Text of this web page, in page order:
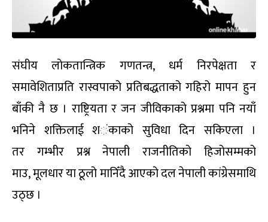
संघीय लोकतान्त्रिक गणतन्त्र, धर्म निरपेक्षता र
समावेशिताप्रति रास्वपाको प्रतिबद्धताको गहिरो मापन हुन
बाँकी नै छ । राष्ट्रियता र जन जीविकाको प्रश्नमा पनि नयाँ
भनिने शक्तिलाई शंकाको सुविधा दिन सकिएला ।
तर
गम्भीर प्रश्न नेपाली राजनीतिको हिजोसम्मको
माउ,मूलधार या ठूलो मानिँदै आएको दल नेपाली कांग्रेसमाथि
उठ्छ ।